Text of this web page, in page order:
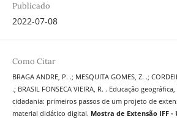
Publicado
2022-07-08
Como Citar
BRAGA ANDRE, P. .; MESQUITA GOMES, Z. .;
.; BRASIL FONSECA VIEIRA, R. . Educação
cidadania: primeiros passos de um projeto de
material didático digital. Mostra de Extensão IFF -